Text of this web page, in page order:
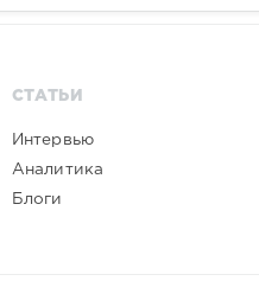
СТАТЬИ
Интервью
Аналитика
Блоги